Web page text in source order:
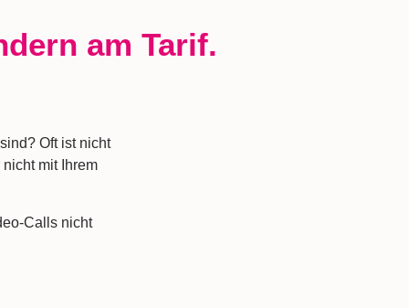
am Tarif.
Oft ist nicht
mit Ihrem
Calls nicht